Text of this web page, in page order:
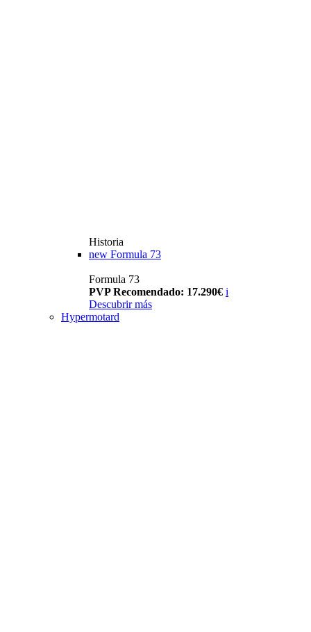
Historia
new Formula 73
Formula 73
PVP Recomendado: 17.290€ i
Descubrir más
Hypermotard